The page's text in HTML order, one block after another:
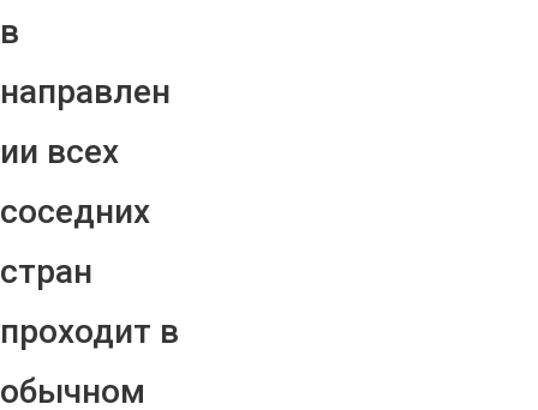
в
направлен
ии всех
соседних
стран
проходит в
обычном